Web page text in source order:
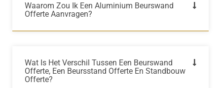
Waarom Zou Ik Een Aluminium Beurswand
Offerte Aanvragen?
Wat Is Het Verschil Tussen Een Beurswand
Offerte, Een Beursstand Offerte En Standbouw
Offerte?